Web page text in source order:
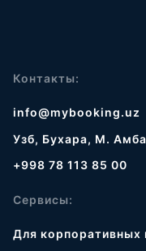
Контакты:
info@mybooking.uz
Узб, Бухара, М.
+998 78 113 85 00
Сервисы:
Для корпоративных